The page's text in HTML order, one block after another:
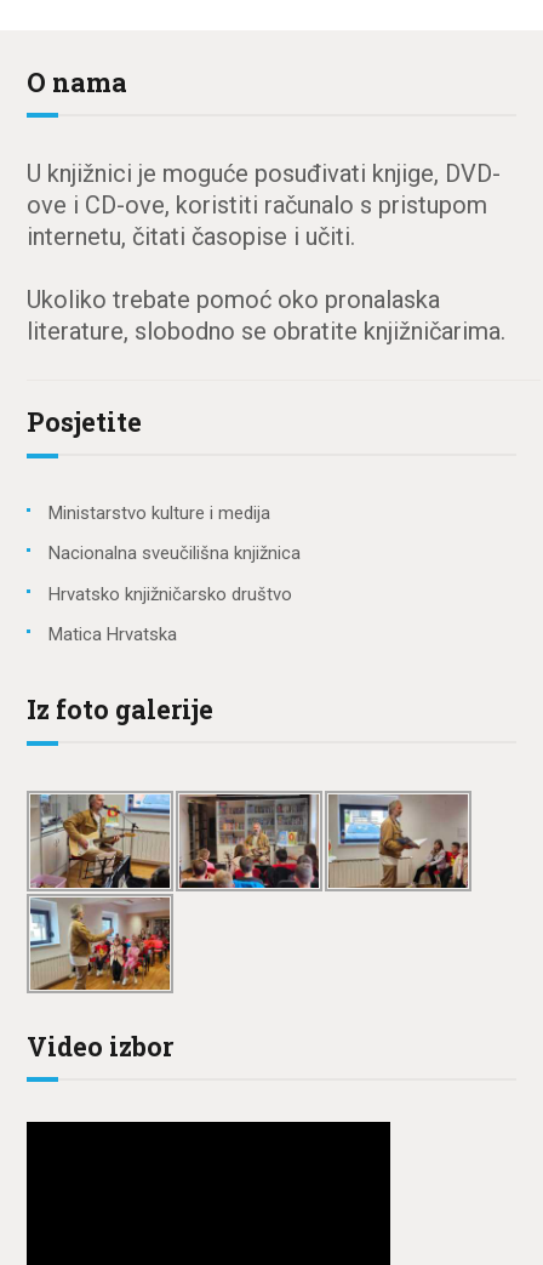
O nama
U knjižnici je moguće posuđivati knjige, DVD-
ove i CD-ove, koristiti računalo s pristupom
internetu, čitati časopise i učiti.
Ukoliko trebate pomoć oko pronalaska
literature, slobodno se obratite knjižničarima.
Posjetite
Ministarstvo kulture i medija
Nacionalna sveučilišna knjižnica
Hrvatsko knjižničarsko društvo
Matica Hrvatska
Iz foto galerije
Video izbor